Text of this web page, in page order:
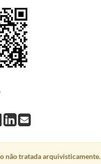
não tratada arquivisticamente.